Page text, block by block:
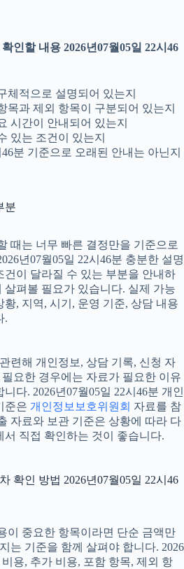
인할 내용 2026년07월05일 22시46
체적으로 설명되어 있는지
목과 제외 항목이 구분되어 있는지
시간이 안내되어 있는지
있는 조건이 있는지
분 기준으로 오래된 안내는 아닌지
분
때는 너무 빠른 결정만을 기준으로
년07월05일 22시46분 충분한 설명
건이 달라질 수 있는 부분을 안내하
펴볼 필요가 있습니다. 실제 가능
, 지역, 시기, 운영 기준, 상담 내용
.
련해 개인정보, 상담 기록, 신청 자
요한 경우에는 자료가 필요한 이유
다. 2026년07월05일 22시46분 개인
준은 개인정보보호위원회 자료를 참
자료와 보관 기준은 상황에 따라 다
직접 확인하는 것이 좋습니다.
확인 방법 2026년07월05일 22시46
이 중요한 항목이라면 단순 금액만
는 기준을 함께 살펴야 합니다. 2026
용, 추가 비용, 포함 항목, 제외 항